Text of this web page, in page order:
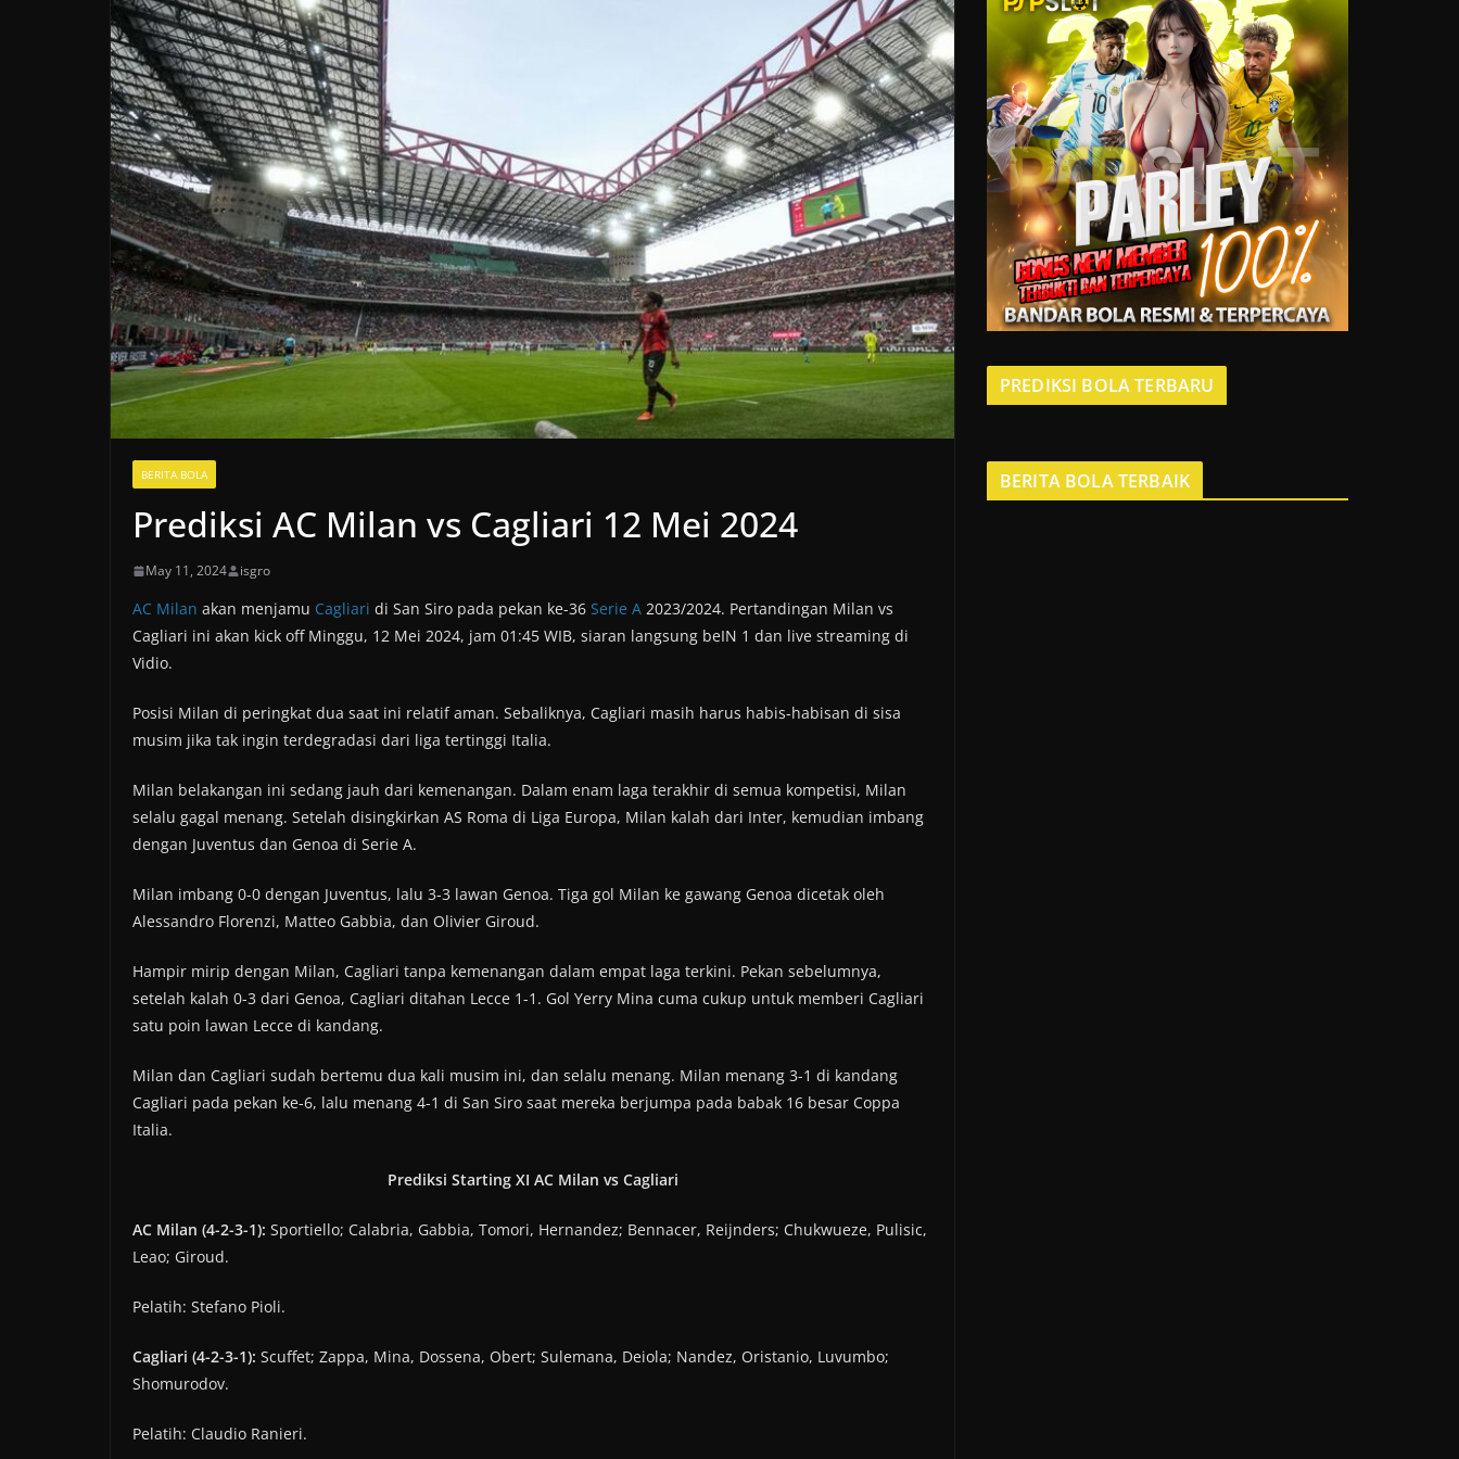
BERITA BOLA
Prediksi AC Milan vs Cagliari 12 Mei 2024
May 11, 2024 isgro
AC Milan akan menjamu Cagliari di San Siro pada pekan ke-36 Serie A 2023/2024. Pertandingan Milan vs
Cagliari ini akan kick off Minggu, 12 Mei 2024, jam 01:45 WIB, siaran langsung beIN 1 dan live streaming di
Vidio.
Posisi Milan di peringkat dua saat ini relatif aman. Sebaliknya, Cagliari masih harus habis-habisan di sisa
musim jika tak ingin terdegradasi dari liga tertinggi Italia.
Milan belakangan ini sedang jauh dari kemenangan. Dalam enam laga terakhir di semua kompetisi, Milan
selalu gagal menang. Setelah disingkirkan AS Roma di Liga Europa, Milan kalah dari Inter, kemudian imbang
dengan Juventus dan Genoa di Serie A.
Milan imbang 0-0 dengan Juventus, lalu 3-3 lawan Genoa. Tiga gol Milan ke gawang Genoa dicetak oleh
Alessandro Florenzi, Matteo Gabbia, dan Olivier Giroud.
Hampir mirip dengan Milan, Cagliari tanpa kemenangan dalam empat laga terkini. Pekan sebelumnya,
setelah kalah 0-3 dari Genoa, Cagliari ditahan Lecce 1-1. Gol Yerry Mina cuma cukup untuk memberi Cagliari
satu poin lawan Lecce di kandang.
Milan dan Cagliari sudah bertemu dua kali musim ini, dan selalu menang. Milan menang 3-1 di kandang
Cagliari pada pekan ke-6, lalu menang 4-1 di San Siro saat mereka berjumpa pada babak 16 besar Coppa
Italia.
Prediksi Starting XI AC Milan vs Cagliari
AC Milan (4-2-3-1): Sportiello; Calabria, Gabbia, Tomori, Hernandez; Bennacer, Reijnders; Chukwueze, Pulisic,
Leao; Giroud.
Pelatih: Stefano Pioli.
Cagliari (4-2-3-1): Scuffet; Zappa, Mina, Dossena, Obert; Sulemana, Deiola; Nandez, Oristanio, Luvumbo;
Shomurodov.
Pelatih: Claudio Ranieri.
PREDIKSI BOLA TERBARU
BERITA BOLA TERBAIK